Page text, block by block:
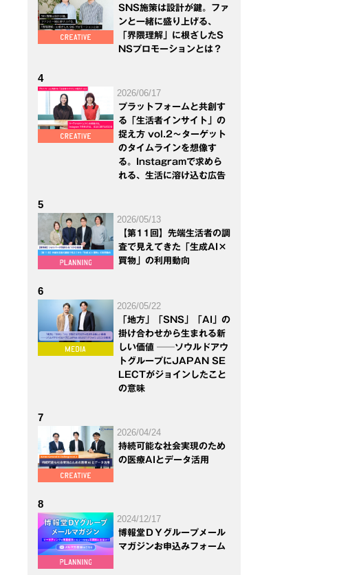
SNS施策は設計が鍵。ファ
ンと一緒に盛り上げる、
「界隈理解」に根ざしたS
NSプロモーションとは？
4
2026/06/17
プラットフォームと共創す
る「生活者インサイト」の
捉え方 vol.2～ターゲット
のタイムラインを想像す
る。Instagramで求めら
れる、生活に溶け込む広告
5
2026/05/13
【第11回】先端生活者の調
査で見えてきた「生成AI×
買物」の利用動向
6
2026/05/22
「地方」「SNS」「AI」の
掛け合わせから生まれる新
しい価値 ──ソウルドアウ
トグループにJAPAN SE
LECTがジョインしたこと
の意味
7
2026/04/24
持続可能な社会実現のため
の医療AIとデータ活用
8
2024/12/17
博報堂ＤＹグループメール
マガジンお申込みフォーム